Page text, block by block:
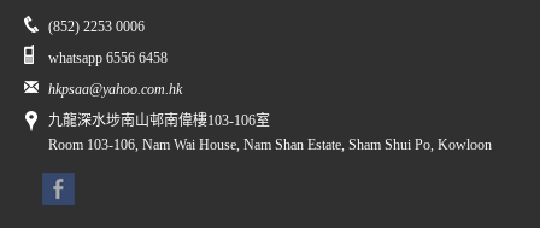
(852) 2253 0006
whatsapp 6556 6458
hkpsaa@yahoo.com.hk
九龍深水埗南山邨南偉樓103-106室
Room 103-106, Nam Wai House, Nam Shan Estate, Sham Shui Po, Kowloon